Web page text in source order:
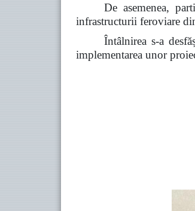
De asemenea,
infrastructurii feroviare
Întâlnirea s-a
implementarea unor